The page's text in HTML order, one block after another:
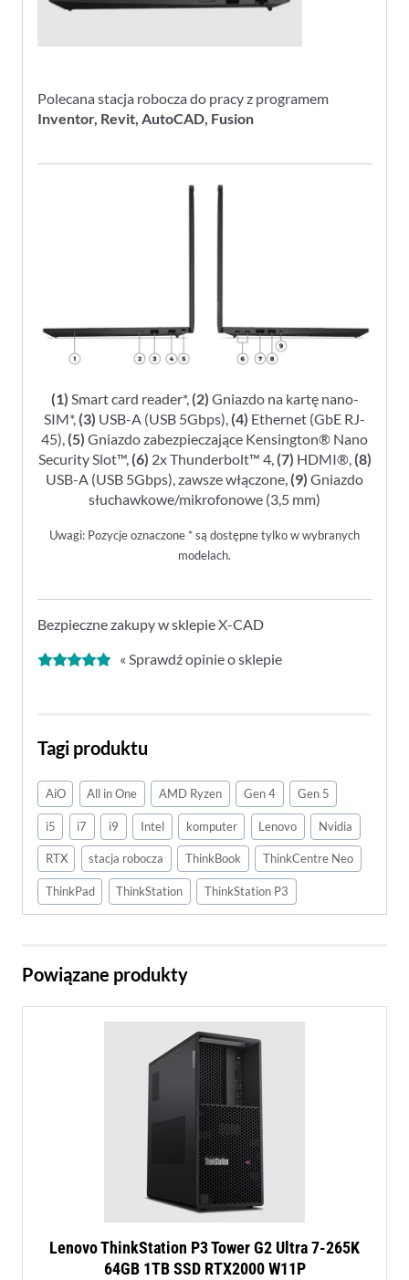
Polecana stacja robocza do pracy z programem
Inventor, Revit, AutoCAD, Fusion
(1) Smart card reader*, (2) Gniazdo na kartę nano-
SIM*, (3) USB-A (USB 5Gbps), (4) Ethernet (GbE RJ-
45), (5) Gniazdo zabezpieczające Kensington® Nano
Security Slot™, (6) 2x Thunderbolt™ 4, (7) HDMI®, (8)
USB-A (USB 5Gbps), zawsze włączone, (9) Gniazdo
słuchawkowe/mikrofonowe (3,5 mm)
Uwagi: Pozycje oznaczone * są dostępne tylko w wybranych
modelach.
Bezpieczne zakupy w sklepie X-CAD
« Sprawdź opinie o sklepie
Tagi produktu
AiO All in One AMD Ryzen Gen 4 Gen 5
i5 i7 i9 Intel komputer Lenovo Nvidia
RTX stacja robocza ThinkBook ThinkCentre Neo
ThinkPad ThinkStation ThinkStation P3
Powiązane produkty
Lenovo ThinkStation P3 Tower G2 Ultra 7-265K
64GB 1TB SSD RTX2000 W11P